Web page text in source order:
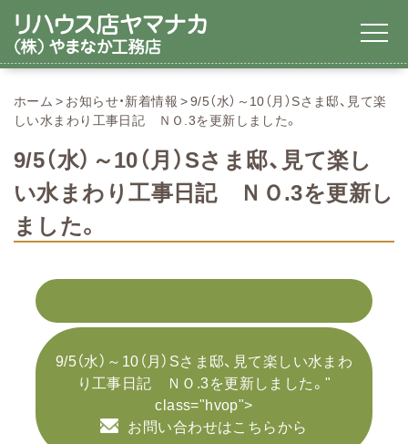
ホーム お知らせ・新着情報
9/5（水）～10（月）Sさま邸、見て楽
しい水まわり工事日記 ＮＯ.3を更新しました。
9/5（水）～10（月）Sさま邸、見て楽し
い水まわり工事日記 ＮＯ.3を更新し
ました。
9/5（水）～10（月）Sさま邸、見て楽しい水まわ
り工事日記 ＮＯ.3を更新しました。"
class="hvop">
お問い合わせはこちらから